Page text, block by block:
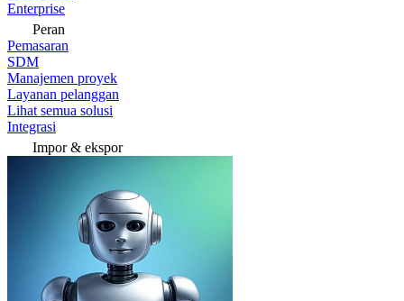
Enterprise
Peran
Pemasaran
SDM
Manajemen proyek
Layanan pelanggan
Lihat semua solusi
Integrasi
Impor & ekspor